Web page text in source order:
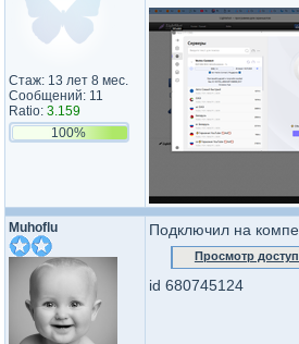
Стаж: 13 лет 8 мес.
Сообщений: 11
Ratio: 3.159
100%
Muhoflu Подключил на
Просмотр
id 680745124